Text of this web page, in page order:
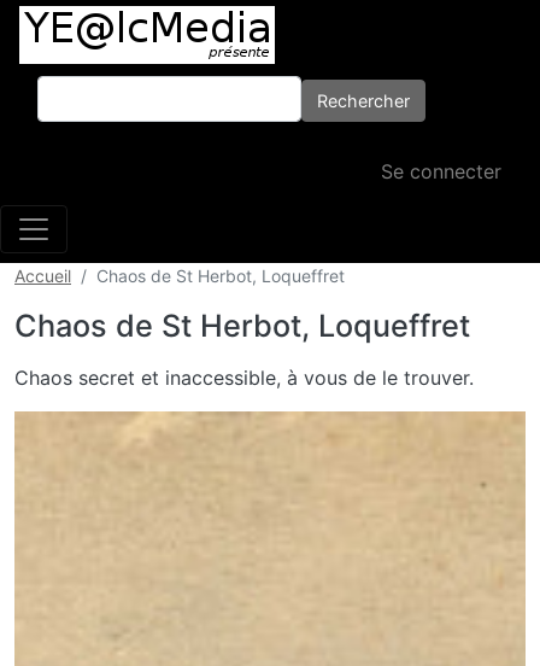
Aller au contenu principal
Rechercher
Menu du
Se connecter
Accueil Chaos de St Herbot, Loqueffret
Chaos de St Herbot, Loqueffret
Body
Chaos secret et inaccessible, à vous de le trouver.